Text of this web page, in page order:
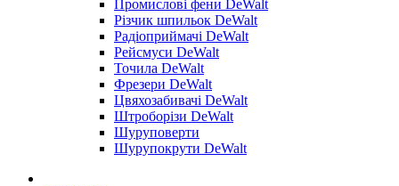
Промислові фени DeWalt
Різчик шпильок DeWalt
Радіоприймачі DeWalt
Рейсмуси DeWalt
Точила DeWalt
Фрезери DeWalt
Цвяхозабивачі DeWalt
Штроборізи DeWalt
Шуруповерти
Шурупокрути DeWalt